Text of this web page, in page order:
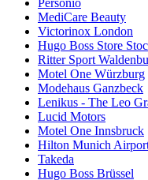
Personio
MediCare Beauty
Victorinox London
Hugo Boss Store
Ritter Sport
Motel One Würzburg
Modehaus Ganzbeck
Lenikus - The Leo
Lucid Motors
Motel One Innsbruck
Hilton Munich
Takeda
Hugo Boss Brüssel